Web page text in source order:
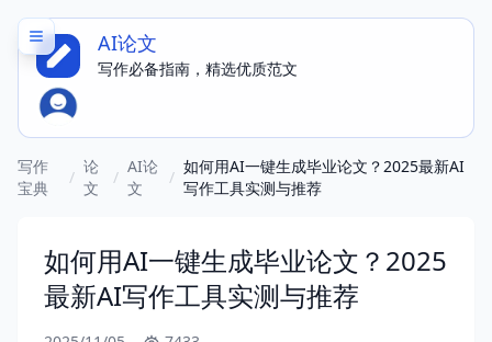
AI论文
写作必备指南，精选优质范文
写作
宝典
/
论
文
/
AI论
文
/
如何用AI一键生成毕业论文？2025最新AI
写作工具实测与推荐
如何用AI一键生成毕业论文？2025
最新AI写作工具实测与推荐